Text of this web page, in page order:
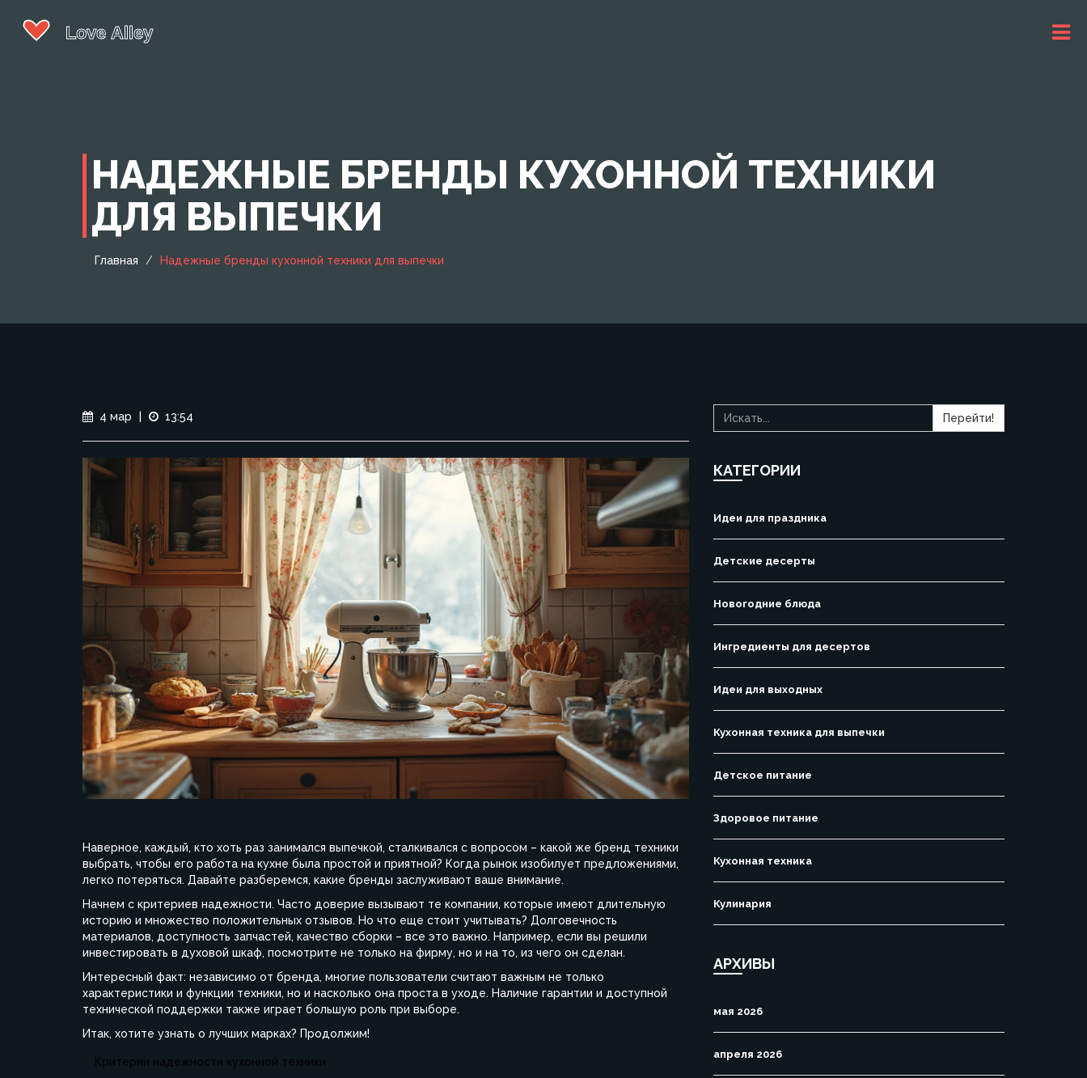
НАДЕЖНЫЕ БРЕНДЫ КУХОННОЙ ТЕХНИКИ
ДЛЯ ВЫПЕЧКИ
Главная Надежные бренды кухонной техники для выпечки
4 мар 13:54
Наверное, каждый, кто хоть раз занимался выпечкой, сталкивался с вопросом – какой же бренд техники
выбрать, чтобы его работа на кухне была простой и приятной? Когда рынок изобилует предложениями,
легко потеряться. Давайте разберемся, какие бренды заслуживают ваше внимание.
Начнем с критериев надежности. Часто доверие вызывают те компании, которые имеют длительную
историю и множество положительных отзывов. Но что еще стоит учитывать? Долговечность
материалов, доступность запчастей, качество сборки – все это важно. Например, если вы решили
инвестировать в духовой шкаф, посмотрите не только на фирму, но и на то, из чего он сделан.
Интересный факт: независимо от бренда, многие пользователи считают важным не только
характеристики и функции техники, но и насколько она проста в уходе. Наличие гарантии и доступной
технической поддержки также играет большую роль при выборе.
Итак, хотите узнать о лучших марках? Продолжим!
Критерии надежности кухонной техники
Перейти!
КАТЕГОРИИ
Идеи для праздника
Детские десерты
Новогодние блюда
Ингредиенты для десертов
Идеи для выходных
Кухонная техника для выпечки
Детское питание
Здоровое питание
Кухонная техника
Кулинария
АРХИВЫ
мая 2026
апреля 2026